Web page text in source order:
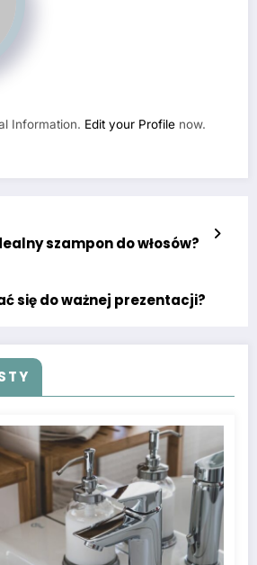
Information. Edit your Profile now.
szampon do włosów?
się do ważnej prezentacji?